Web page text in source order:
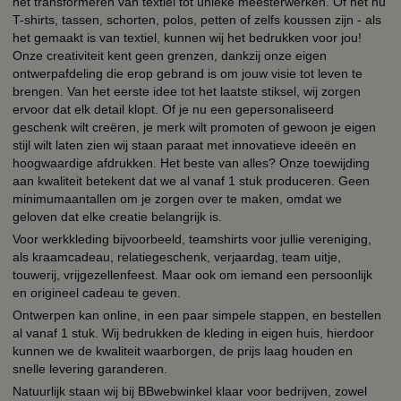
T-shirts, tassen, schorten, polos, petten of zelfs koussen zijn - als
het gemaakt is van textiel, kunnen wij het bedrukken voor jou!
Onze creativiteit kent geen grenzen, dankzij onze eigen
ontwerpafdeling die erop gebrand is om jouw visie tot leven te
brengen. Van het eerste idee tot het laatste stiksel, wij zorgen
ervoor dat elk detail klopt. Of je nu een gepersonaliseerd
geschenk wilt creëren, je merk wilt promoten of gewoon je eigen
stijl wilt laten zien wij staan paraat met innovatieve ideeën en
hoogwaardige afdrukken. Het beste van alles? Onze toewijding
aan kwaliteit betekent dat we al vanaf 1 stuk produceren. Geen
minimumaantallen om je zorgen over te maken, omdat we
geloven dat elke creatie belangrijk is.
Voor werkkleding bijvoorbeeld, teamshirts voor jullie vereniging,
als kraamcadeau, relatiegeschenk, verjaardag, team uitje,
touwerij, vrijgezellenfeest. Maar ook om iemand een persoonlijk
en origineel cadeau te geven.
Ontwerpen kan online, in een paar simpele stappen, en bestellen
al vanaf 1 stuk. Wij bedrukken de kleding in eigen huis, hierdoor
kunnen we de kwaliteit waarborgen, de prijs laag houden en
snelle levering garanderen.
Natuurlijk staan wij bij BBwebwinkel klaar voor bedrijven, zowel